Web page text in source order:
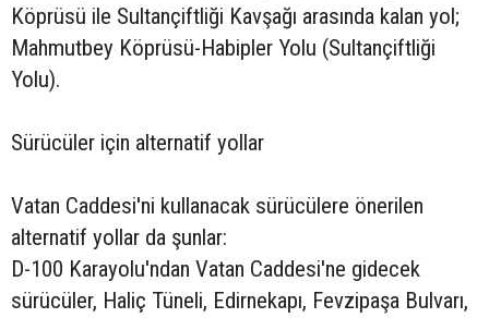
Köprüsü ile Sultançiftliği Kavşağı arasında kalan yol;
Mahmutbey Köprüsü-Habipler Yolu (Sultançiftliği
Yolu).
Sürücüler için alternatif yollar
Vatan Caddesi'ni kullanacak sürücülere önerilen
alternatif yollar da şunlar:
D-100 Karayolu'ndan Vatan Caddesi'ne gidecek
sürücüler, Haliç Tüneli, Edirnekapı, Fevzipaşa Bulvarı,